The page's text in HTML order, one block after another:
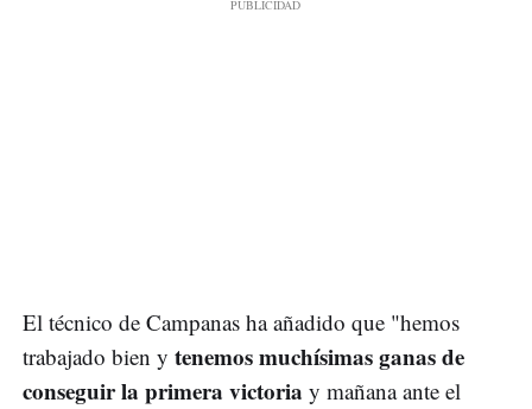
El técnico de Campanas ha añadido que "hemos
trabajado bien y tenemos muchísimas ganas de
conseguir la primera victoria y mañana ante el